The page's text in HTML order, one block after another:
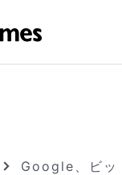
Google、ビッ